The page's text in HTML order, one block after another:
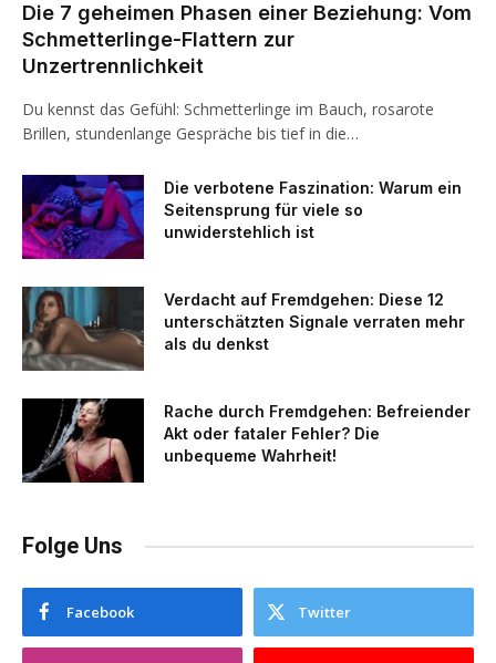
Die 7 geheimen Phasen einer Beziehung: Vom
Schmetterlinge-Flattern zur
Unzertrennlichkeit
Du kennst das Gefühl: Schmetterlinge im Bauch, rosarote
Brillen, stundenlange Gespräche bis tief in die…
Die verbotene Faszination: Warum ein
Seitensprung für viele so
unwiderstehlich ist
Verdacht auf Fremdgehen: Diese 12
unterschätzten Signale verraten mehr
als du denkst
Rache durch Fremdgehen: Befreiender
Akt oder fataler Fehler? Die
unbequeme Wahrheit!
Folge Uns
Facebook Twitter